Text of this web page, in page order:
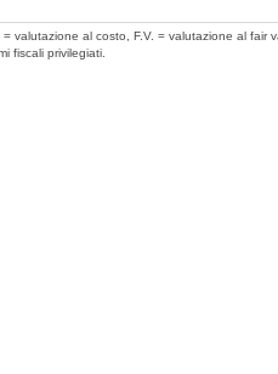
valutazione al costo, F.V. = valutazione al fair
fiscali privilegiati.